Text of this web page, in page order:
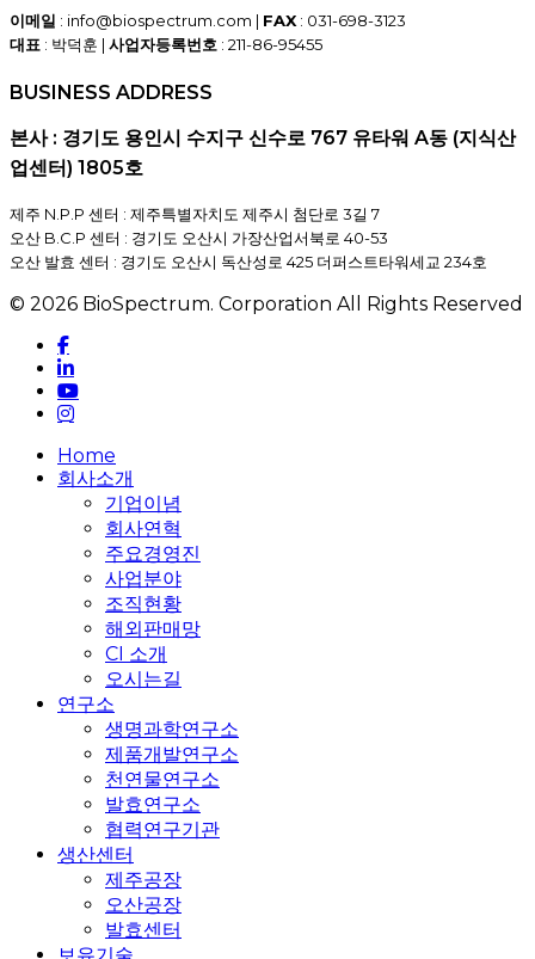
이메일 : info@biospectrum.com | FAX : 031-698-3123
대표 : 박덕훈 | 사업자등록번호 : 211-86-95455
BUSINESS ADDRESS
본사 : 경기도 용인시 수지구 신수로 767 유타워 A동 (지식산
업센터) 1805호
제주 N.P.P 센터 : 제주특별자치도 제주시 첨단로 3길 7
오산 B.C.P 센터 : 경기도 오산시 가장산업서북로 40-53
오산 발효 센터 : 경기도 오산시 독산성로 425 더퍼스트타워세교 234호
© 2026 BioSpectrum. Corporation All Rights Reserved
facebook
linkedin
youtube
instagram
Close
Menu
Home
회사소개
기업이념
회사연혁
주요경영진
사업분야
조직현황
해외판매망
CI 소개
오시는길
연구소
생명과학연구소
제품개발연구소
천연물연구소
발효연구소
협력연구기관
생산센터
제주공장
오산공장
발효센터